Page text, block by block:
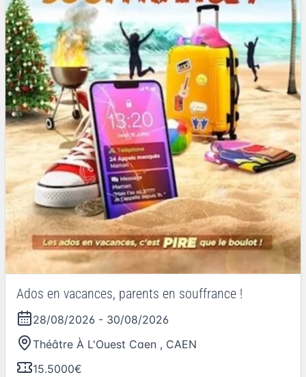
Ados en vacances, parents en souffrance !
28/08/2026 - 30/08/2026
Théâtre À L'Ouest Caen , CAEN
15.5000€